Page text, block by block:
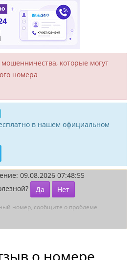
кото­рые могут
номера
в нашем официальном
09.08.2026 07:48:55
Да Нет
номер, сообщите о проблеме
о номере